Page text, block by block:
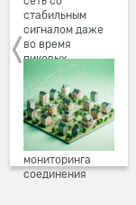
стабильным
сигналом даже
во время
пиковых
нагрузок в
вечернее время.
Мы постоянно
обновляем наше
оборудование в
домах, а система
мониторинга
соединения